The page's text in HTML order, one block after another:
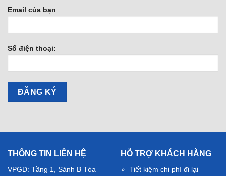
Email của bạn
Số điện thoại:
THÔNG TIN LIÊN HỆ
VPGD: Tầng 1, Sảnh B Tòa
HỖ TRỢ KHÁCH HÀNG
Tiết kiệm chi phí đi lại